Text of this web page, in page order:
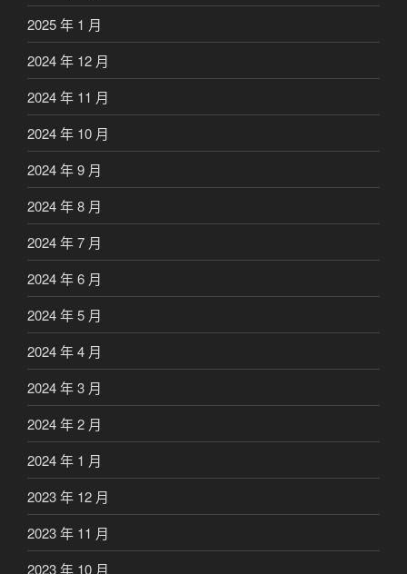
2025 年 1 月
2024 年 12 月
2024 年 11 月
2024 年 10 月
2024 年 9 月
2024 年 8 月
2024 年 7 月
2024 年 6 月
2024 年 5 月
2024 年 4 月
2024 年 3 月
2024 年 2 月
2024 年 1 月
2023 年 12 月
2023 年 11 月
2023 年 10 月